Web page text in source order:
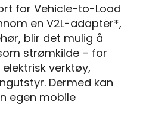
for Vehicle-to-Load
en V2L-adapter*,
blir det mulig å
strømkilde – for
verktøy,
Dermed kan
egen mobile